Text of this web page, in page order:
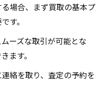
ための対策
の実践法
プバイステップガイド
場合、まず買取の基本プ
す。
ーズな取引が可能とな
ます。
絡を取り、査定の予約を